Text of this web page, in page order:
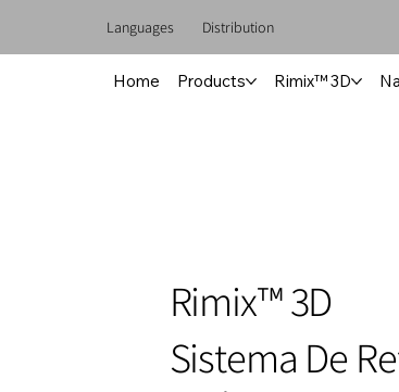
Languages Distribution
Home Products Rimix™ 3D
Rimix™ 3D
Sistema De